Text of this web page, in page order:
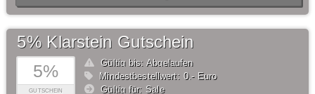
5%
GUTSCHEIN
5% Klarstein Gutschein
Gültig bis: Abgelaufen
Mindestbestellwert: 0,- Euro
Gültig für: Sale